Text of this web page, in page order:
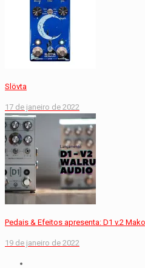
Slövta
17 de janeiro de 2022
Pedais & Efeitos apresenta: D1 v.2
19 de janeiro de 2022